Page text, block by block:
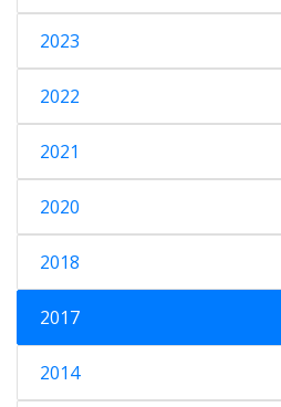
2023
2022
2021
2020
2018
2017
2014